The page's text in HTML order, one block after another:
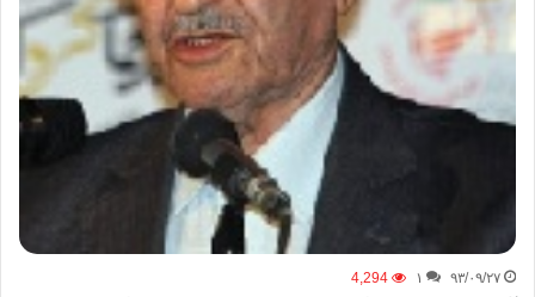
۹۳/۰۹/۲۷ ۱ 4,294